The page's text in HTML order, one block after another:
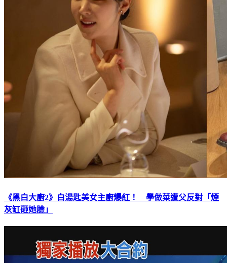
《黑白大廚2》白湯匙美女主廚爆紅！ 學做菜遭父反對「煙
灰缸砸她臉」